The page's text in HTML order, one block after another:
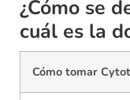
¿Cómo se
cuál es la
Cómo tomar